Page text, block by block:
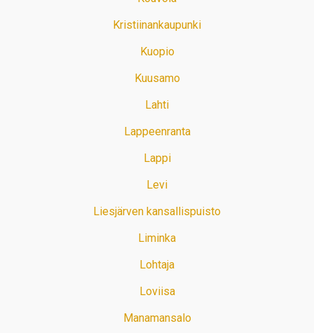
Kristiinankaupunki
Kuopio
Kuusamo
Lahti
Lappeenranta
Lappi
Levi
Liesjärven kansallispuisto
Liminka
Lohtaja
Loviisa
Manamansalo